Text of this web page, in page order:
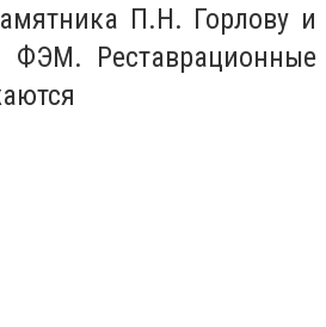
П.Н. Горлову и
ФЭМ. Реставрационные